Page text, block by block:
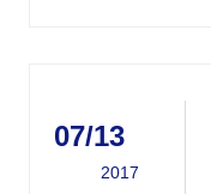
07/13
2017